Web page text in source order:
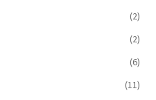
(2)
(2)
(6)
(11)